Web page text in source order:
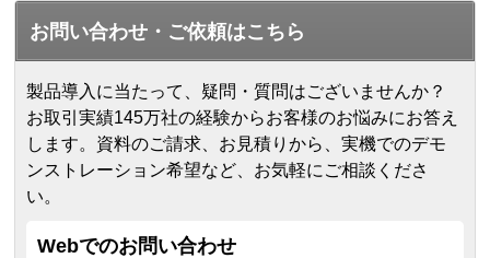
お問い合わせ・ご依頼はこちら
製品導入に当たって、疑問・質問はございませんか？
お取引実績145万社の経験からお客様のお悩みにお答え
します。 資料のご請求、お見積りから、実機でのデモ
ンストレーション希望など、お気軽にご相談くださ
い。
Webでのお問い合わせ